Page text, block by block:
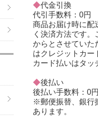
◆代金引換
代引手数料：0円
商品お届け時に配
く決済方法です。
からとさせていた
はクレジットカー
カード払いはタッ
◆後払い
後払い手数料：0
※郵便振替、銀行
あります。